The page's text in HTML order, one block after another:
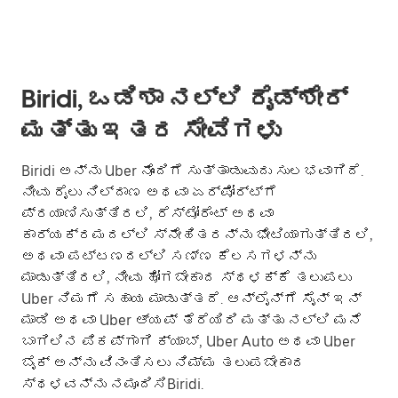
Biridi, ಒಡಿಶಾ ನಲ್ಲಿ ರೈಡ್‌ಶೇರ್
ಮತ್ತು ಇತರ ಸೇವೆಗಳು
Biridi ಅನ್ನು Uber ನೊಂದಿಗೆ ಸುತ್ತಾಡುವುದು ಸುಲಭವಾಗಿದೆ.
ನೀವು ರೈಲು ನಿಲ್ದಾಣ ಅಥವಾ ಏರ್‌ಪೋರ್ಟ್‌ಗೆ
ಪ್ರಯಾಣಿಸುತ್ತಿರಲಿ, ರೆಸ್ಟೋರೆಂಟ್ ಅಥವಾ
ಕಾರ್ಯಕ್ರಮದಲ್ಲಿ ಸ್ನೇಹಿತರನ್ನು ಭೇಟಿಯಾಗುತ್ತಿರಲಿ,
ಅಥವಾ ಪಟ್ಟಣದಲ್ಲಿ ಸಣ್ಣ ಕೆಲಸಗಳನ್ನು
ಮಾಡುತ್ತಿರಲಿ, ನೀವು ಹೋಗಬೇಕಾದ ಸ್ಥಳಕ್ಕೆ ತಲುಪಲು
Uber ನಿಮಗೆ ಸಹಾಯ ಮಾಡುತ್ತದೆ. ಆನ್‌ಲೈನ್‌ಗೆ ಸೈನ್ ಇನ್
ಮಾಡಿ ಅಥವಾ Uber ಆ್ಯಪ್ ತೆರೆಯಿರಿ ಮತ್ತು ನಲ್ಲಿ ಮನೆ
ಬಾಗಿಲಿನ ಪಿಕಪ್‌ಗಾಗಿ ಕ್ಯಾಬ್, Uber Auto ಅಥವಾ Uber
ಬೈಕ್ ಅನ್ನು ವಿನಂತಿಸಲು ನಿಮ್ಮ ತಲುಪಬೇಕಾದ
ಸ್ಥಳವನ್ನು ನಮೂದಿಸಿBiridi.